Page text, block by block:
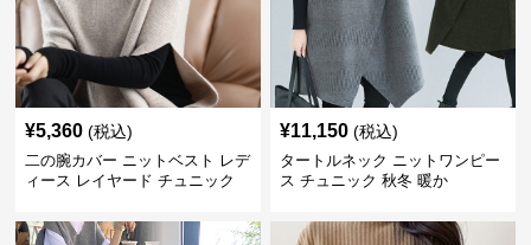
¥5,360 (税込)
二の腕カバー ニットベスト レデ
ィース レイヤード チュニック
¥11,150 (税込)
タートルネック ニットワンピー
ス チュニック 秋冬 暖か